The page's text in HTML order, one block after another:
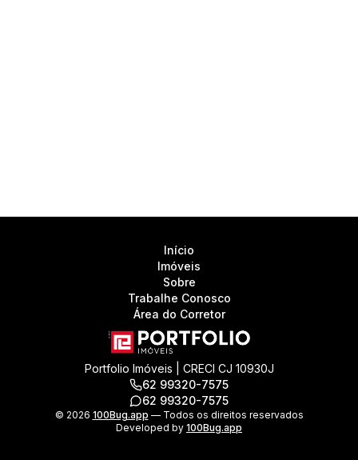
Início
Imóveis
Sobre
Trabalhe Conosco
Área do Corretor
Portfolio Imóveis | CRECI CJ 10930J
62 99320-7575
62 99320-7575
© 2026 100Bug.app — Todos os direitos reservados
Developed by 100Bug.app